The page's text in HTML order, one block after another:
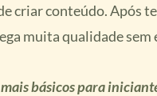
criar conteúdo. Após
muita qualidade
básicos para